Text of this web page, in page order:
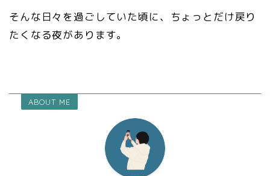
そんな日々を過ごしていた頃に、ちょっとだけ戻り
たくなる夜があります。
ABOUT ME